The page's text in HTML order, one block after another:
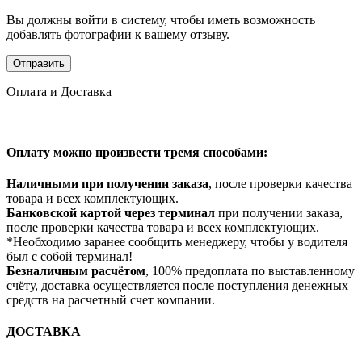
Вы должны войти в систему, чтобы иметь возможность
добавлять фотографии к вашему отзыву.
Оплата и Доставка
Оплату можно произвести тремя способами:
Наличными при получении заказа, после проверки качества
товара и всех комплектующих.
Банковской картой через терминал при получении заказа,
после проверки качества товара и всех комплектующих.
*Необходимо заранее сообщить менеджеру, чтобы у водителя
был с собой терминал!
Безналичным расчётом, 100% предоплата по выставленному
счёту, доставка осуществляется после поступления денежных
средств на расчетный счет компании.
ДОСТАВКА